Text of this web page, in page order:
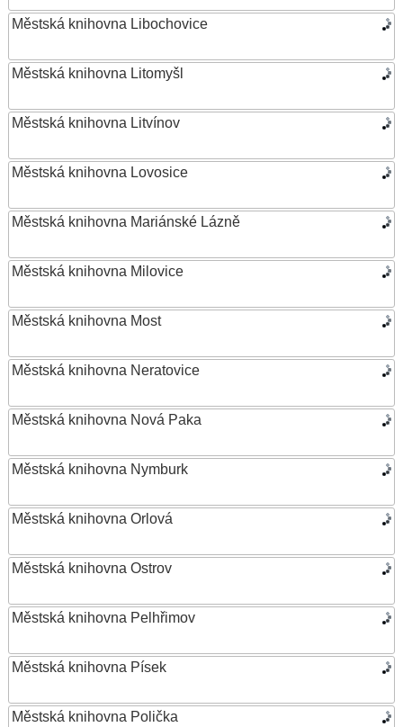
Městská knihovna Libochovice
Městská knihovna Litomyšl
Městská knihovna Litvínov
Městská knihovna Lovosice
Městská knihovna Mariánské Lázně
Městská knihovna Milovice
Městská knihovna Most
Městská knihovna Neratovice
Městská knihovna Nová Paka
Městská knihovna Nymburk
Městská knihovna Orlová
Městská knihovna Ostrov
Městská knihovna Pelhřimov
Městská knihovna Písek
Městská knihovna Polička